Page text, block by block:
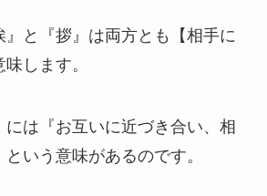
』と『拶』は両方とも【相手に
します。
には『お互いに近づき合い、相
いう意味があるのです。